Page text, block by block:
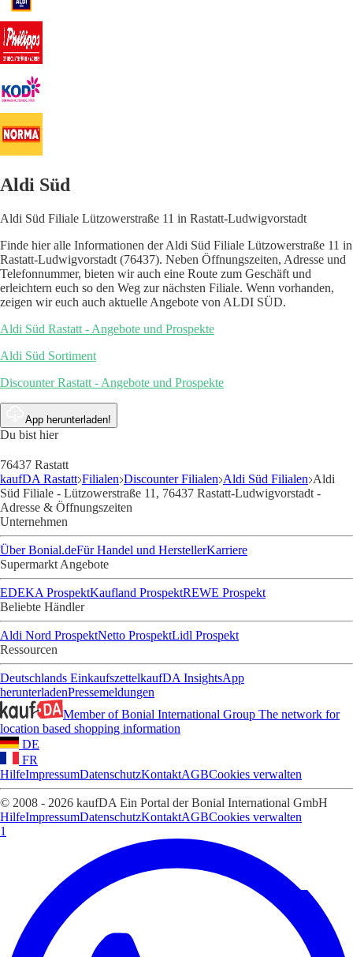
Aldi Süd
Aldi Süd Filiale Lützowerstraße 11 in Rastatt-Ludwigvorstadt
Finde hier alle Informationen der Aldi Süd Filiale Lützowerstraße 11 in
Rastatt-Ludwigvorstadt (76437). Neben Öffnungszeiten, Adresse und
Telefonnummer, bieten wir auch eine Route zum Geschäft und
erleichtern euch so den Weg zur nächsten Filiale. Wenn vorhanden,
zeigen wir euch auch aktuelle Angebote von ALDI SÜD.
Aldi Süd Rastatt - Angebote und Prospekte
Aldi Süd Sortiment
Discounter Rastatt - Angebote und Prospekte
App herunterladen!
Du bist hier
76437 Rastatt
kaufDA Rastatt Filialen Discounter Filialen Aldi Süd Filialen Aldi
Süd Filiale - Lützowerstraße 11, 76437 Rastatt-Ludwigvorstadt -
Adresse & Öffnungszeiten
Unternehmen
Über Bonial.deFür Handel und HerstellerKarriere
Supermarkt Angebote
EDEKA ProspektKaufland ProspektREWE Prospekt
Beliebte Händler
Aldi Nord ProspektNetto ProspektLidl Prospekt
Ressourcen
Deutschlands EinkaufszettelkaufDA InsightsApp
herunterladenPressemeldungen
Member of Bonial International Group The network for
location based shopping information
DE
FR
HilfeImpressumDatenschutzKontaktAGBCookies verwalten
© 2008 - 2026 kaufDA Ein Portal der Bonial International GmbH
HilfeImpressumDatenschutzKontaktAGBCookies verwalten
1